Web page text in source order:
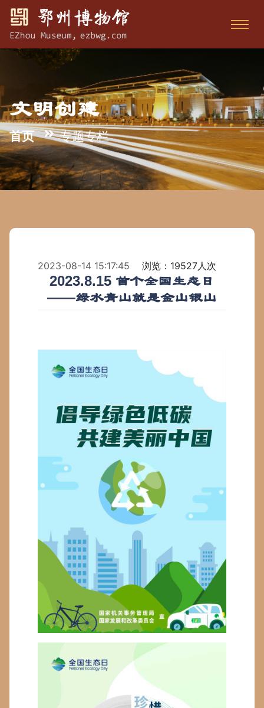
文明创建
首页 专题专栏
2023-08-14 15:17:45 浏览：19527人次
2023.8.15 首个全国生态日
——绿水青山就是金山银山